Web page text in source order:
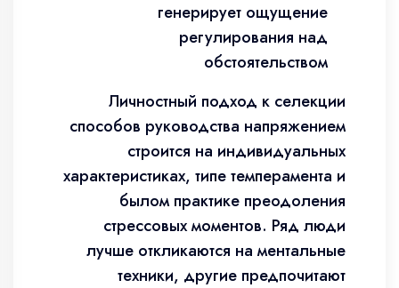
генерирует ощущение
регулирования над
обстоятельством
Личностный подход к селекции
способов руководства напряжением
строится на индивидуальных
характеристиках, типе темперамента и
былом практике преодоления
стрессовых моментов. Ряд люди
лучше откликаются на ментальные
техники, другие предпочитают